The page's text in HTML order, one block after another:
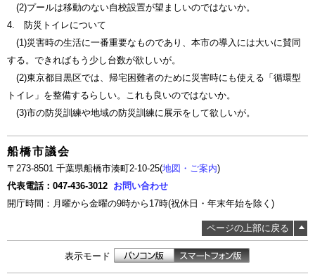
(2)プールは移動のない自校設置が望ましいのではないか。
4. 防災トイレについて
(1)災害時の生活に一番重要なものであり、本市の導入には大いに賛同
する。できればもう少し台数が欲しいが。
(2)東京都目黒区では、帰宅困難者のために災害時にも使える「循環型
トイレ」を整備するらしい。これも良いのではないか。
(3)市の防災訓練や地域の防災訓練に展示をして欲しいが。
船橋市議会
〒273-8501 千葉県船橋市湊町2-10-25(地図・ご案内)
代表電話：047-436-3012 お問い合わせ
開庁時間：月曜から金曜の9時から17時(祝休日・年末年始を除く)
ページの上部に戻る
表示モード